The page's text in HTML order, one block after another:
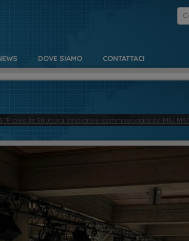
DOVE SIAMO CONTATTACI
crea la Struttura innovativa commissionata da MIU